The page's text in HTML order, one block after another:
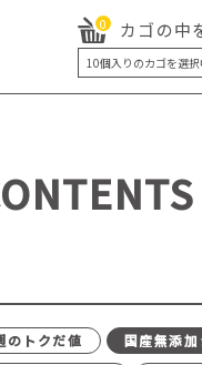
0 カゴの中
10個入りのカゴを選
5個入り
20個入り
最大
のトクだ値
国産無添加